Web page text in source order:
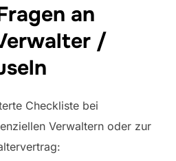
an
/
Checkliste bei
Verwaltern oder zur